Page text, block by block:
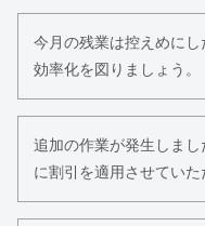
今月の残業は控えめにし
効率化を図りましょう。
追加の作業が発生しまし
に割引を適用させていた